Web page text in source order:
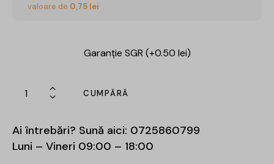
valoare de 0,75 lei
Garanție SGR (+0.50 lei)
CUMPĂRĂ
Ai întrebări? Sună aici: 0725860799
Luni – Vineri 09:00 – 18:00